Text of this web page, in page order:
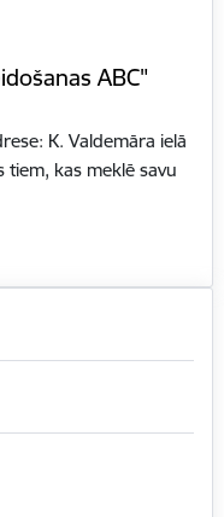
ABC"
K. Valdemāra ielā
tiem, kas meklē savu